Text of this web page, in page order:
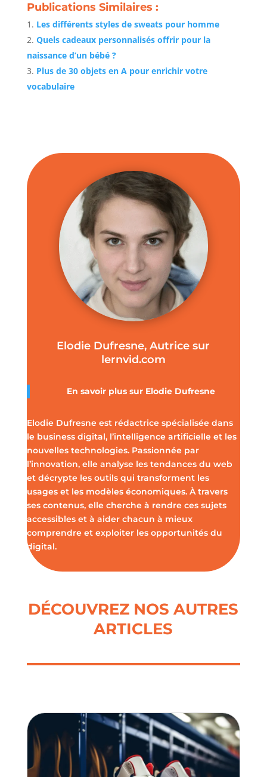
Publications Similaires :
Les différents styles de sweats pour homme
Quels cadeaux personnalisés offrir pour la
naissance d’un bébé ?
Plus de 30 objets en A pour enrichir votre
vocabulaire
Elodie Dufresne, Autrice sur
lernvid.com
En savoir plus sur Elodie Dufresne
Elodie Dufresne est rédactrice spécialisée dans
le business digital, l’intelligence artificielle et les
nouvelles technologies. Passionnée par
l’innovation, elle analyse les tendances du web
et décrypte les outils qui transforment les
usages et les modèles économiques. À travers
ses contenus, elle cherche à rendre ces sujets
accessibles et à aider chacun à mieux
comprendre et exploiter les opportunités du
digital.
DÉCOUVREZ NOS AUTRES
ARTICLES